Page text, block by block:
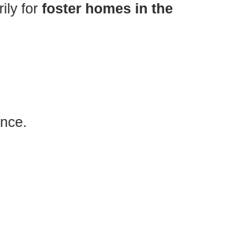
Cinnabon
forfoster homes in the